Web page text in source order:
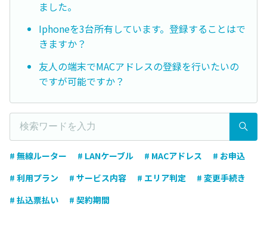
ました。
Iphoneを3台所有しています。登録することはで
きますか？
友人の端末でMACアドレスの登録を行いたいの
ですが可能ですか？
# 無線ルーター # LANケーブル # MACアドレス
# お申込
# 利用プラン
# サービス内容 # エリア判定
# 変更手続き
# 払込票払い
# 契約期間